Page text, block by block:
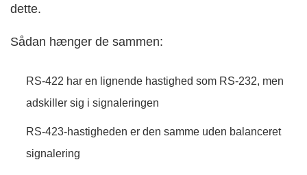
dette.
Sådan hænger de sammen:
RS-422 har en lignende hastighed som RS-232, men
adskiller sig i signaleringen
RS-423-hastigheden er den samme uden balanceret
signalering